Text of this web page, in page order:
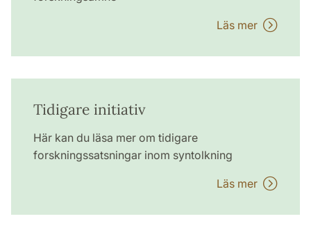
Läs mer
Tidigare initiativ
Här kan du läsa mer om tidigare
forskningssatsningar inom syntolkning
Läs mer